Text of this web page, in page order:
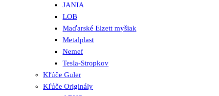
JANIA
LOB
Maďarské Elzett myšiak
Metalplast
Nemef
Tesla-Stropkov
Kľúče Guler
Kľúče Originály